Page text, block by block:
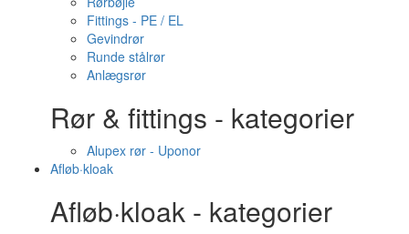
Fittings - PE / EL
Gevindrør
Runde stålrør
Anlægsrør
Rør & fittings - kategorier
Alupex rør - Uponor
Afløb·kloak
Afløb·kloak - kategorier